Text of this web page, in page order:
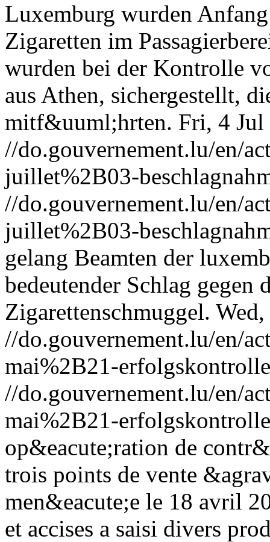
Luxemburg wurden
Zigaretten im
wurden bei der Kontrolle
aus Athen, sichergestellt,
mitf&uuml;hrten. Fri, 4 Jul
//do.gouvernement.lu/en/
juillet%2B03-
//do.gouvernement.lu/en/
juillet%2B03-
gelang Beamten der
bedeutender Schlag gegen
Zigarettenschmuggel.
//do.gouvernement.lu/en/
mai%2B21-
//do.gouvernement.lu/en/
mai%2B21-
op&eacute;ration de
trois points de vente
men&eacute;e le 18 avril
et accises a saisi divers